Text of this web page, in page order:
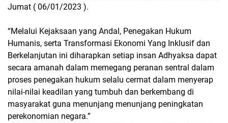
Jumat ( 06/01/2023 ).
“Melalui Kejaksaan yang Andal, Penegakan Hukum
Humanis, serta Transformasi Ekonomi Yang Inklusif dan
Berkelanjutan ini diharapkan setiap insan Adhyaksa dapat
secara amanah dalam memegang peranan sentral dalam
proses penegakan hukum selalu cermat dalam menyerap
nilai-nilai keadilan yang tumbuh dan berkembang di
masyarakat guna menunjang menunjang peningkatan
perekonomian negara.”